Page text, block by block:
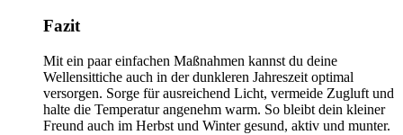
Fazit
Mit ein paar einfachen Maßnahmen kannst du deine
Wellensittiche auch in der dunkleren Jahreszeit optimal
versorgen. Sorge für ausreichend Licht, vermeide Zugluft und
halte die Temperatur angenehm warm. So bleibt dein kleiner
Freund auch im Herbst und Winter gesund, aktiv und munter.